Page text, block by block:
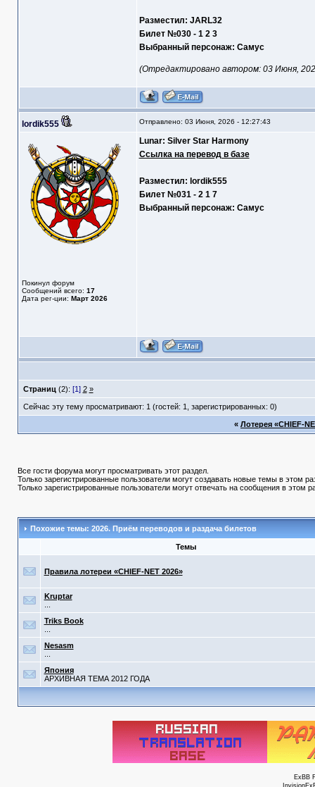
Разместил: JARL32
Билет №030 - 1 2 3
Выбранный персонаж: Самус
(Отредактировано автором: 03 Июня,
lordik555 Отправлено: 03 Июня, 2026 - 12:27:43
Покинул форум
Сообщений всего: 17
Дата рег-ции: Март 2026
Lunar: Silver Star Harmony
Ссылка на перевод в базе
Разместил: lordik555
Билет №031 - 2 1 7
Выбранный персонаж: Самус
Страниц (2): [1] 2 »
Сейчас эту тему просматривают: 1 (гостей: 1, зарегистрированных: 0)
« Лотерея «CHIEF-
Все гости форума могут просматривать этот раздел.
Только зарегистрированные пользователи могут создавать новые темы в этом
Только зарегистрированные пользователи могут отвечать на сообщения в этом
Похожие темы: 2026. Приём переводов и раздача билетов
Темы
Правила лотереи «CHIEF-NET 2026»
Kruptar
Triks Book
Nesasm
Япония
АРХИВНАЯ ТЕМА 2012 ГОДА
ExBB